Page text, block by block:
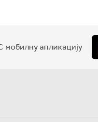
апликацију